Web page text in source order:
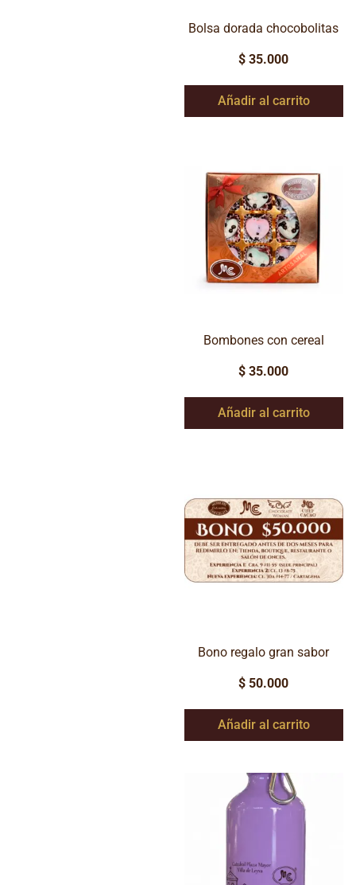
Bolsa dorada chocobolitas
$ 35.000
Añadir al carrito
Bombones con cereal
$ 35.000
Añadir al carrito
Bono regalo gran sabor
$ 50.000
Añadir al carrito